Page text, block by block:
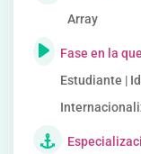
Array
Fase en la
Estudiante |